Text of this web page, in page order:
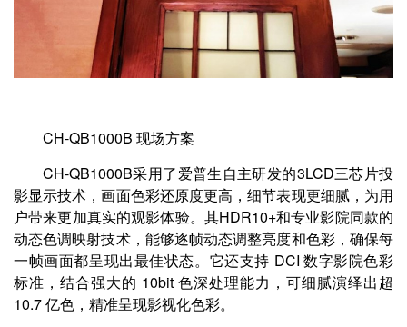
CH-QB1000B 现场方案
CH-QB1000B采用了爱普生自主研发的3LCD三芯片投
影显示技术，画面色彩还原度更高，细节表现更细腻，为用
户带来更加真实的观影体验。其HDR10+和专业影院同款的
动态色调映射技术，能够逐帧动态调整亮度和色彩，确保每
一帧画面都呈现出最佳状态。它还支持 DCI 数字影院色彩
标准，结合强大的 10bit 色深处理能力，可细腻演绎出超
10.7 亿色，精准呈现影视化色彩。